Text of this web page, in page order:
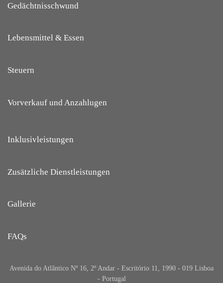
Gedächtnisschwund
Lebensmittel & Essen
Steuern
Vorverkauf und Anzahlugen
Inklusivleistungen
Zusätzliche Dienstleistungen
Gallerie
FAQs
Avenida do Atlântico Nº 16, 2º Andar - Escritório 11, 1990 - 019 Lisboa
- Portugal